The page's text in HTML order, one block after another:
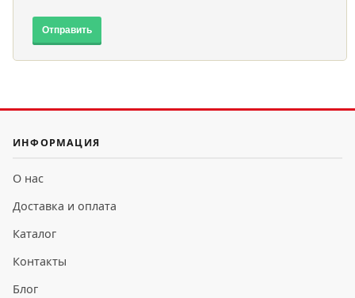
Отправить
ИНФОРМАЦИЯ
О нас
Доставка и оплата
Каталог
Контакты
Блог